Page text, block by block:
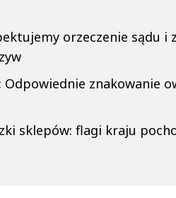
orzeczenie sądu
Odpowiednie znakowanie
sklepów: flagi kraju